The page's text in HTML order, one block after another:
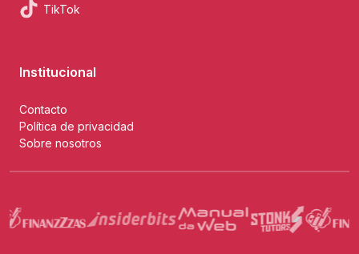
TikTok
Institucional
Contacto
Política de privacidad
Sobre nosotros